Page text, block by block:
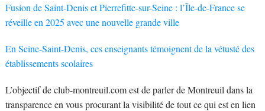
Fusion de Saint-Denis et Pierrefitte-sur-Seine : l’Île-de-France se
réveille en 2025 avec une nouvelle grande ville
En Seine-Saint-Denis, ces enseignants témoignent de la vétusté des
établissements scolaires
L’objectif de club-montreuil.com est de parler de Montreuil dans la
transparence en vous procurant la visibilité de tout ce qui est en lien